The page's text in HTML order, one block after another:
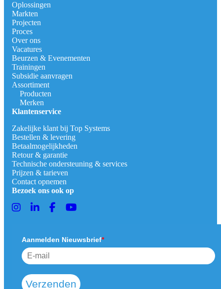
Oplossingen
Markten
Projecten
Proces
Over ons
Vacatures
Beurzen & Evenementen
Trainingen
Subsidie aanvragen
Assortiment
Producten
Merken
Klantenservice
Zakelijke klant bij Top Systems
Bestellen & levering
Betaalmogelijkheden
Retour & garantie
Technische ondersteuning & services
Prijzen & tarieven
Contact opnemen
Bezoek ons ook op
Aanmelden Nieuwsbrief*
Verzenden